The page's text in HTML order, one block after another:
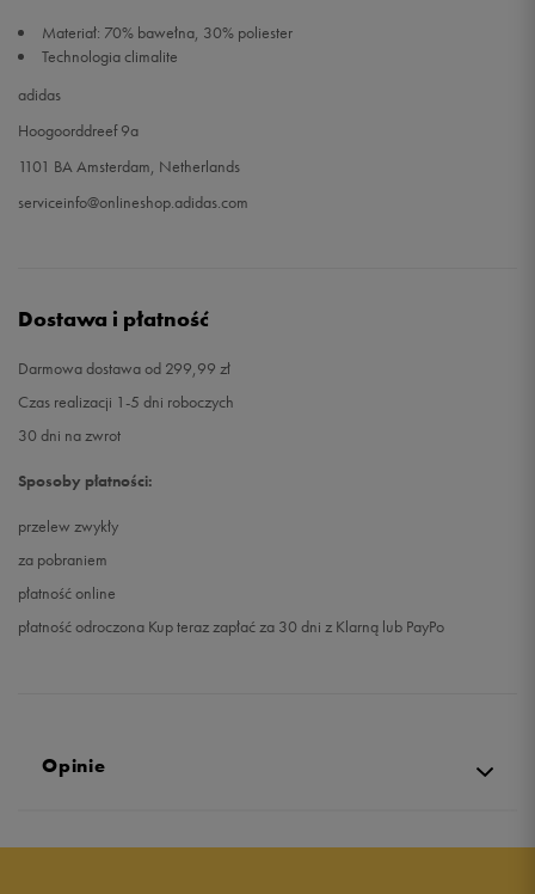
Materiał: 70% bawełna, 30% poliester
Technologia climalite
adidas
Hoogoorddreef 9a
1101 BA Amsterdam, Netherlands
serviceinfo@onlineshop.adidas.com
Dostawa i płatność
Darmowa dostawa od 299,99 zł
Czas realizacji 1-5 dni roboczych
30 dni na zwrot
Sposoby płatności:
przelew zwykły
za pobraniem
płatność online
płatność odroczona Kup teraz zapłać za 30 dni z Klarną lub PayPo
Opinie